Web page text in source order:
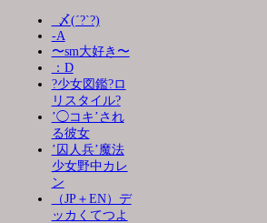
_〆(´?`?)
-A
〜sm大好き〜
：D
?少女図鑑?ロ
リスタイル?
’◯コキ’され
る彼女
’囚人兵’魔法
少女野中カレ
ン
（JP＋EN）デ
ッカくてつよ